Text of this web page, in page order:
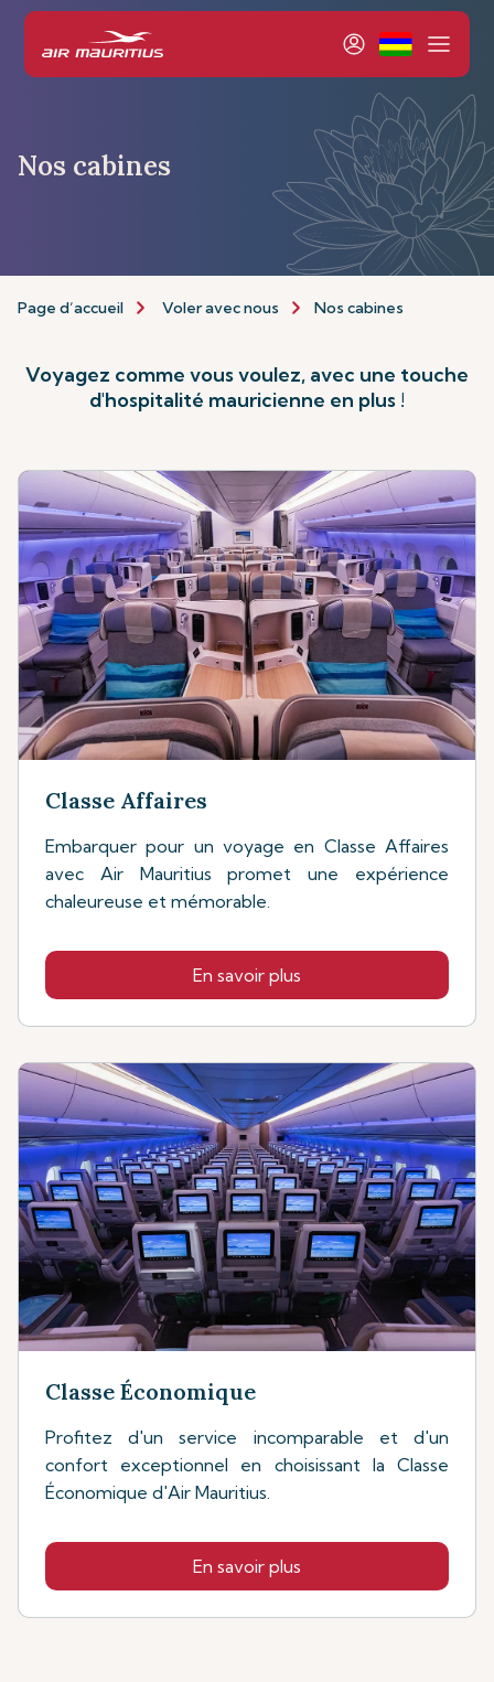
Nos cabines
Page d’accueil Voler avec nous Nos cabines
Voyagez comme vous voulez, avec une touche
d'hospitalité mauricienne en plus !
Classe Affaires
Embarquer pour un voyage en Classe Affaires
avec Air Mauritius promet une expérience
chaleureuse et mémorable.
En savoir plus
Classe Économique
Profitez d'un service incomparable et d'un
confort exceptionnel en choisissant la Classe
Économique d'Air Mauritius.
En savoir plus